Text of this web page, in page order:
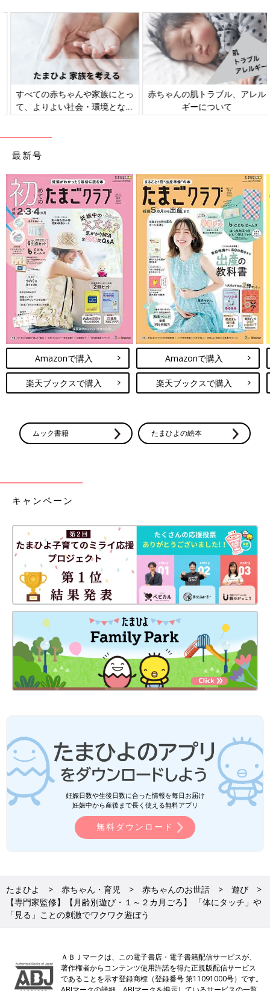
すべての赤ちゃんや家族にとっ
て、よりよい社会・環境となる
赤ちゃんの肌トラブル、アレル
ギーについて
最新号
Amazonで購入
楽天ブックスで購入
Amazonで購入
楽天ブックスで購入
ムック書籍 たまひよの絵本
キャンペーン
妊娠日数や生後日数に合った情報を毎日お届け
妊娠中から産後まで長く使える無料アプリ
無料ダウンロード
たまひよ 赤ちゃん・育児 赤ちゃんのお世話
遊び
【専門家監修】【月齢別遊び・１～２カ月ごろ】 「体にタッチ」や
「見る」ことの刺激でワクワク遊ぼう
ＡＢＪマークは、この電子書店・電子書籍配信サービスが、
著作権者からコンテンツ使用許諾を得た正規版配信サービス
であることを示す登録商標（登録番号 第11091000号）です。